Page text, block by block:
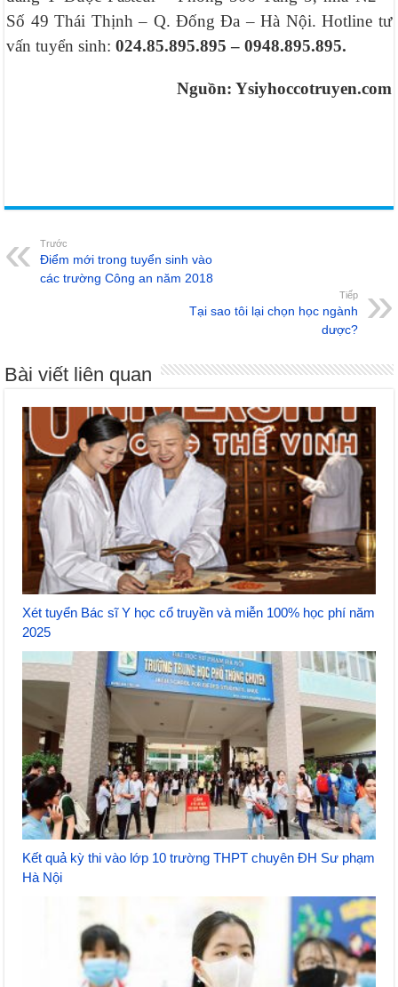
Số 49 Thái Thịnh – Q. Đống Đa – Hà Nội. Hotline tư
vấn tuyển sinh:024.85.895.895 – 0948.895.895.
Nguồn: Ysiyhoccotruyen.com
Trước
Điểm mới trong tuyển sinh vào
các trường Công an năm 2018
Tiếp
Tại sao tôi lại chọn học ngành
dược?
Bài viết liên quan
Xét tuyển Bác sĩ Y học cổ truyền và miễn 100% học phí năm
2025
Kết quả kỳ thi vào lớp 10 trường THPT chuyên ĐH Sư phạm
Hà Nội